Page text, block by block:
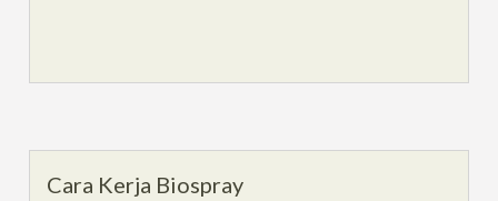
Cara Kerja Biospray